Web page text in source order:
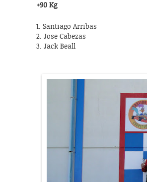
+90 Kg
1. Santiago Arribas
2. Jose Cabezas
3. Jack Beall